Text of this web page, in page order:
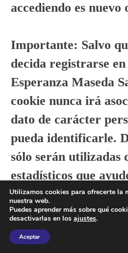
accediendo es
Importante: Salvo
decida registrarse
Esperanza Maseda
cookie nunca irá
dato de carácter
pueda identificarle.
sólo serán utilizadas
estadísticos que
optimización de la
los usuarios en el
Utilizamos cookies para ofrecerte la
nuestra web.
Puedes aprender más sobre qué
desactivarlas en los ajustes.
Aceptar